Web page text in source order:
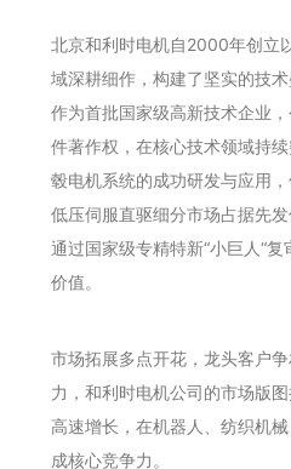
北京和利时电机自2000年创立
域深耕细作，构建了坚实的技术
作为首批国家级高新技术企业
件著作权，在核心技术领域持
毂电机系统的成功研发与应用
低压伺服直驱细分市场占据先
通过国家级专精特新“小巨人“
价值。
市场拓展多点开花，龙头客户
力，和利时电机公司的市场版
高速增长，在机器人、纺织机
成核心竞争力。